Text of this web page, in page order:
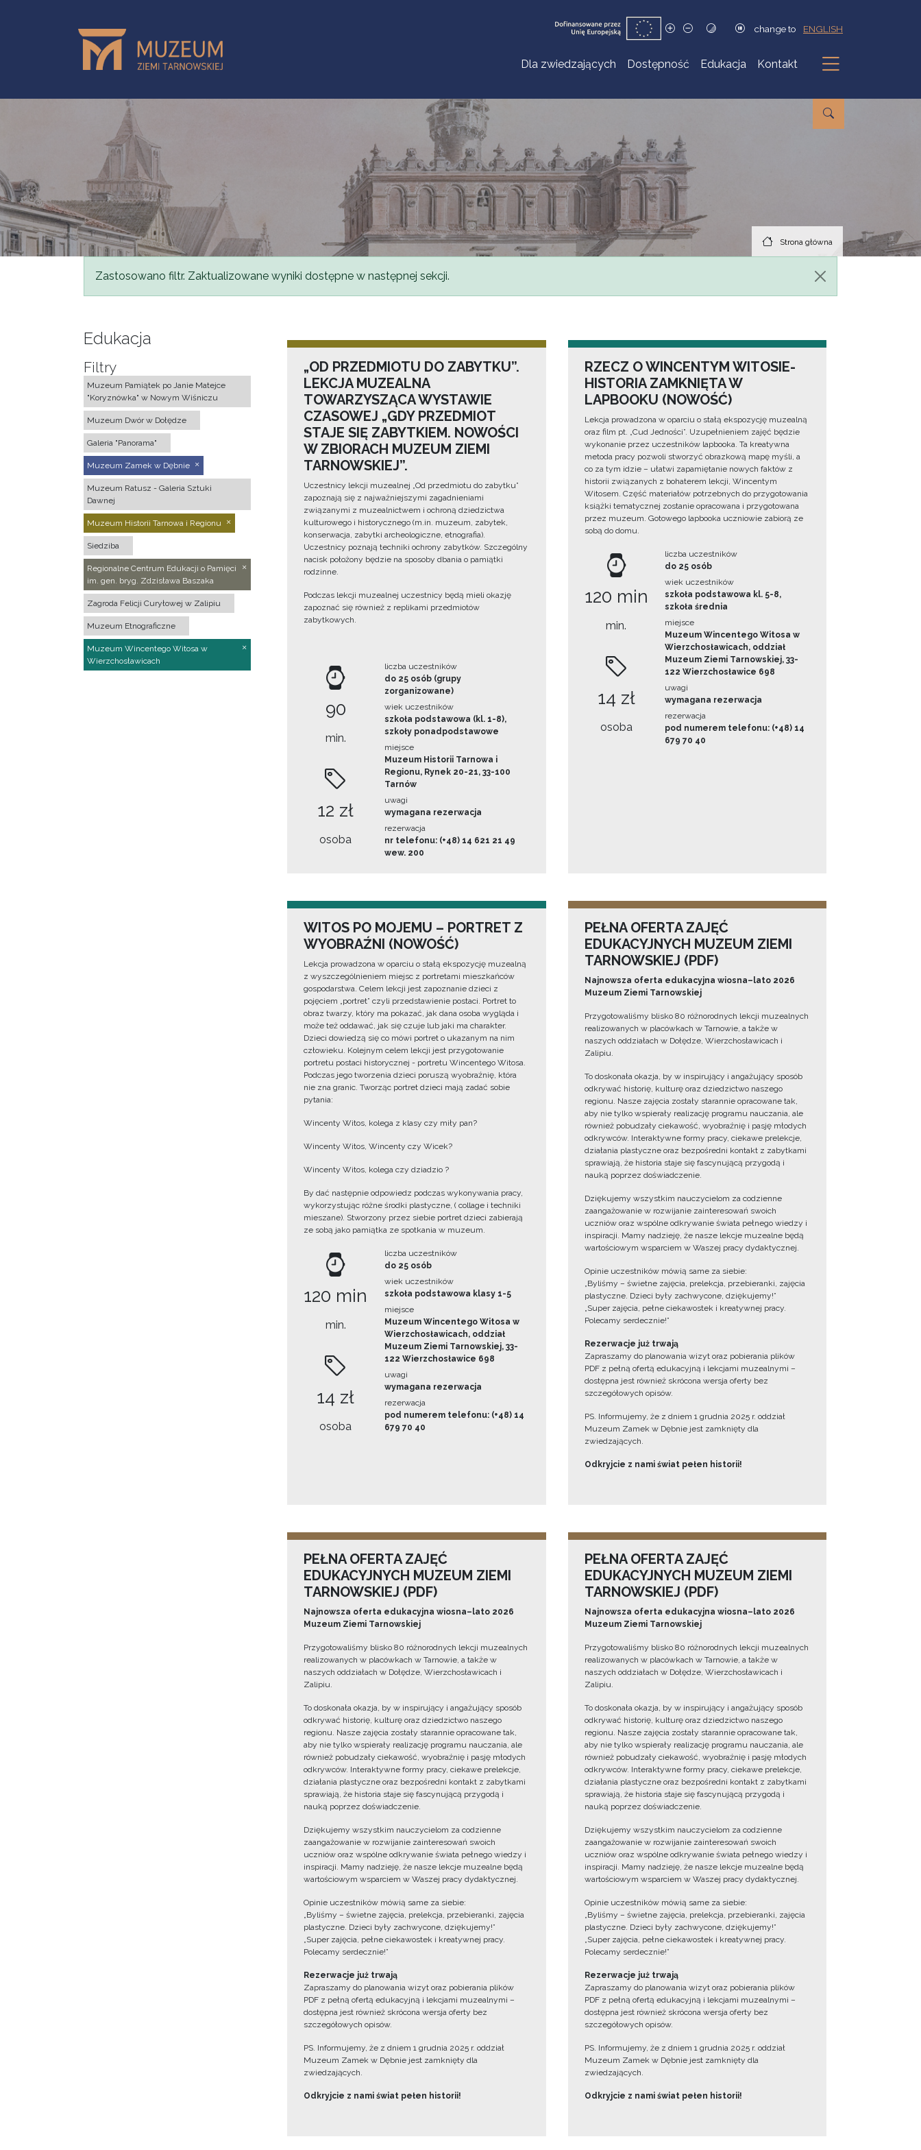
change to ENGLISH
Dla zwiedzających Dostępność Edukacja Kontakt
Podmenu
Strona główna
Komunikat
Zastosowano filtr. Zaktualizowane wyniki dostępne w następnej sekcji.
Edukacja
Filtry
Muzeum Pamiątek po Janie Matejce
"Koryznówka" w Nowym Wiśniczu
Muzeum Dwór w Dołędze
Galeria "Panorama"
Muzeum Zamek w Dębnie
Muzeum Ratusz - Galeria Sztuki
Dawnej
Muzeum Historii Tarnowa i Regionu
Siedziba
Regionalne Centrum Edukacji o Pamięci
im. gen. bryg. Zdzisława Baszaka
Zagroda Felicji Curyłowej w Zalipiu
Muzeum Etnograficzne
Muzeum Wincentego Witosa w
Wierzchosławicach
„OD PRZEDMIOTU DO ZABYTKU”.
LEKCJA MUZEALNA
TOWARZYSZĄCA WYSTAWIE
CZASOWEJ „GDY PRZEDMIOT
STAJE SIĘ ZABYTKIEM. NOWOŚCI
W ZBIORACH MUZEUM ZIEMI
TARNOWSKIEJ”.
Uczestnicy lekcji muzealnej „Od przedmiotu do zabytku”
zapoznają się z najważniejszymi zagadnieniami
związanymi z muzealnictwem i ochroną dziedzictwa
kulturowego i historycznego (m.in. muzeum, zabytek,
konserwacja, zabytki archeologiczne, etnografia).
Uczestnicy poznają techniki ochrony zabytków. Szczególny
nacisk położony będzie na sposoby dbania o pamiątki
rodzinne.
Podczas lekcji muzealnej uczestnicy będą mieli okazję
zapoznać się również z replikami przedmiotów
zabytkowych.
90
min.
12 zł
osoba
liczba uczestników
do 25 osób (grupy
zorganizowane)
wiek uczestników
szkoła podstawowa (kl. 1-8),
szkoły ponadpodstawowe
miejsce
Muzeum Historii Tarnowa i
Regionu, Rynek 20-21, 33-100
Tarnów
uwagi
wymagana rezerwacja
rezerwacja
nr telefonu: (+48) 14 621 21 49
wew. 200
RZECZ O WINCENTYM WITOSIE-
HISTORIA ZAMKNIĘTA W
LAPBOOKU (NOWOŚĆ)
Lekcja prowadzona w oparciu o stałą ekspozycję muzealną
oraz film pt. „Cud Jedności”. Uzupełnieniem zajęć będzie
wykonanie przez uczestników lapbooka. Ta kreatywna
metoda pracy pozwoli stworzyć obrazkową mapę myśli, a
co za tym idzie – ułatwi zapamiętanie nowych faktów z
historii związanych z bohaterem lekcji, Wincentym
Witosem. Część materiałów potrzebnych do przygotowania
książki tematycznej zostanie opracowana i przygotowana
przez muzeum. Gotowego lapbooka uczniowie zabiorą ze
sobą do domu.
120 min
min.
14 zł
osoba
liczba uczestników
do 25 osób
wiek uczestników
szkoła podstawowa kl. 5-8,
szkoła średnia
miejsce
Muzeum Wincentego Witosa w
Wierzchosławicach, oddział
Muzeum Ziemi Tarnowskiej, 33-
122 Wierzchosławice 698
uwagi
wymagana rezerwacja
rezerwacja
pod numerem telefonu: (+48) 14
679 70 40
WITOS PO MOJEMU – PORTRET Z
WYOBRAŹNI (NOWOŚĆ)
Lekcja prowadzona w oparciu o stałą ekspozycję muzealną
z wyszczególnieniem miejsc z portretami mieszkańców
gospodarstwa. Celem lekcji jest zapoznanie dzieci z
pojęciem „portret” czyli przedstawienie postaci. Portret to
obraz twarzy, który ma pokazać, jak dana osoba wygląda i
może też oddawać, jak się czuje lub jaki ma charakter.
Dzieci dowiedzą się co mówi portret o ukazanym na nim
człowieku. Kolejnym celem lekcji jest przygotowanie
portretu postaci historycznej - portretu Wincentego Witosa.
Podczas jego tworzenia dzieci poruszą wyobraźnię, która
nie zna granic. Tworząc portret dzieci mają zadać sobie
pytania:
Wincenty Witos, kolega z klasy czy miły pan?
Wincenty Witos, Wincenty czy Wicek?
Wincenty Witos, kolega czy dziadzio ?
By dać następnie odpowiedz podczas wykonywania pracy,
wykorzystując różne środki plastyczne, ( collage i techniki
mieszane). Stworzony przez siebie portret dzieci zabierają
ze sobą jako pamiątka ze spotkania w muzeum.
120 min
min.
14 zł
osoba
liczba uczestników
do 25 osób
wiek uczestników
szkoła podstawowa klasy 1-5
miejsce
Muzeum Wincentego Witosa w
Wierzchosławicach, oddział
Muzeum Ziemi Tarnowskiej, 33-
122 Wierzchosławice 698
uwagi
wymagana rezerwacja
rezerwacja
pod numerem telefonu: (+48) 14
679 70 40
PEŁNA OFERTA ZAJĘĆ
EDUKACYJNYCH MUZEUM ZIEMI
TARNOWSKIEJ (PDF)
Najnowsza oferta edukacyjna wiosna–lato 2026
Muzeum Ziemi Tarnowskiej
Przygotowaliśmy blisko 80 różnorodnych lekcji muzealnych
realizowanych w placówkach w Tarnowie, a także w
naszych oddziałach w Dołędze, Wierzchosławicach i
Zalipiu.
To doskonała okazja, by w inspirujący i angażujący sposób
odkrywać historię, kulturę oraz dziedzictwo naszego
regionu. Nasze zajęcia zostały starannie opracowane tak,
aby nie tylko wspierały realizację programu nauczania, ale
również pobudzały ciekawość, wyobraźnię i pasję młodych
odkrywców. Interaktywne formy pracy, ciekawe prelekcje,
działania plastyczne oraz bezpośredni kontakt z zabytkami
sprawiają, że historia staje się fascynującą przygodą i
nauką poprzez doświadczenie.
Dziękujemy wszystkim nauczycielom za codzienne
zaangażowanie w rozwijanie zainteresowań swoich
uczniów oraz wspólne odkrywanie świata pełnego wiedzy i
inspiracji. Mamy nadzieję, że nasze lekcje muzealne będą
wartościowym wsparciem w Waszej pracy dydaktycznej.
Opinie uczestników mówią same za siebie:
„Byliśmy – świetne zajęcia, prelekcja, przebieranki, zajęcia
plastyczne. Dzieci były zachwycone, dziękujemy!”
„Super zajęcia, pełne ciekawostek i kreatywnej pracy.
Polecamy serdecznie!”
Rezerwacje już trwają
Zapraszamy do planowania wizyt oraz pobierania plików
PDF z pełną ofertą edukacyjną i lekcjami muzealnymi –
dostępna jest również skrócona wersja oferty bez
szczegółowych opisów.
PS. Informujemy, że z dniem 1 grudnia 2025 r. oddział
Muzeum Zamek w Dębnie jest zamknięty dla
zwiedzających.
Odkryjcie z nami świat pełen historii!
PEŁNA OFERTA ZAJĘĆ
EDUKACYJNYCH MUZEUM ZIEMI
TARNOWSKIEJ (PDF)
Najnowsza oferta edukacyjna wiosna–lato 2026
Muzeum Ziemi Tarnowskiej
Przygotowaliśmy blisko 80 różnorodnych lekcji muzealnych
realizowanych w placówkach w Tarnowie, a także w
naszych oddziałach w Dołędze, Wierzchosławicach i
Zalipiu.
To doskonała okazja, by w inspirujący i angażujący sposób
odkrywać historię, kulturę oraz dziedzictwo naszego
regionu. Nasze zajęcia zostały starannie opracowane tak,
aby nie tylko wspierały realizację programu nauczania, ale
również pobudzały ciekawość, wyobraźnię i pasję młodych
odkrywców. Interaktywne formy pracy, ciekawe prelekcje,
działania plastyczne oraz bezpośredni kontakt z zabytkami
sprawiają, że historia staje się fascynującą przygodą i
nauką poprzez doświadczenie.
Dziękujemy wszystkim nauczycielom za codzienne
zaangażowanie w rozwijanie zainteresowań swoich
uczniów oraz wspólne odkrywanie świata pełnego wiedzy i
inspiracji. Mamy nadzieję, że nasze lekcje muzealne będą
wartościowym wsparciem w Waszej pracy dydaktycznej.
Opinie uczestników mówią same za siebie:
„Byliśmy – świetne zajęcia, prelekcja, przebieranki, zajęcia
plastyczne. Dzieci były zachwycone, dziękujemy!”
„Super zajęcia, pełne ciekawostek i kreatywnej pracy.
Polecamy serdecznie!”
Rezerwacje już trwają
Zapraszamy do planowania wizyt oraz pobierania plików
PDF z pełną ofertą edukacyjną i lekcjami muzealnymi –
dostępna jest również skrócona wersja oferty bez
szczegółowych opisów.
PS. Informujemy, że z dniem 1 grudnia 2025 r. oddział
Muzeum Zamek w Dębnie jest zamknięty dla
zwiedzających.
Odkryjcie z nami świat pełen historii!
PEŁNA OFERTA ZAJĘĆ
EDUKACYJNYCH MUZEUM ZIEMI
TARNOWSKIEJ (PDF)
Najnowsza oferta edukacyjna wiosna–lato 2026
Muzeum Ziemi Tarnowskiej
Przygotowaliśmy blisko 80 różnorodnych lekcji muzealnych
realizowanych w placówkach w Tarnowie, a także w
naszych oddziałach w Dołędze, Wierzchosławicach i
Zalipiu.
To doskonała okazja, by w inspirujący i angażujący sposób
odkrywać historię, kulturę oraz dziedzictwo naszego
regionu. Nasze zajęcia zostały starannie opracowane tak,
aby nie tylko wspierały realizację programu nauczania, ale
również pobudzały ciekawość, wyobraźnię i pasję młodych
odkrywców. Interaktywne formy pracy, ciekawe prelekcje,
działania plastyczne oraz bezpośredni kontakt z zabytkami
sprawiają, że historia staje się fascynującą przygodą i
nauką poprzez doświadczenie.
Dziękujemy wszystkim nauczycielom za codzienne
zaangażowanie w rozwijanie zainteresowań swoich
uczniów oraz wspólne odkrywanie świata pełnego wiedzy i
inspiracji. Mamy nadzieję, że nasze lekcje muzealne będą
wartościowym wsparciem w Waszej pracy dydaktycznej.
Opinie uczestników mówią same za siebie:
„Byliśmy – świetne zajęcia, prelekcja, przebieranki, zajęcia
plastyczne. Dzieci były zachwycone, dziękujemy!”
„Super zajęcia, pełne ciekawostek i kreatywnej pracy.
Polecamy serdecznie!”
Rezerwacje już trwają
Zapraszamy do planowania wizyt oraz pobierania plików
PDF z pełną ofertą edukacyjną i lekcjami muzealnymi –
dostępna jest również skrócona wersja oferty bez
szczegółowych opisów.
PS. Informujemy, że z dniem 1 grudnia 2025 r. oddział
Muzeum Zamek w Dębnie jest zamknięty dla
zwiedzających.
Odkryjcie z nami świat pełen historii!